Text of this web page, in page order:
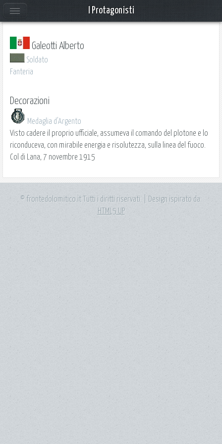
Galeotti Alberto
Soldato
Fanteria
Decorazioni
Medaglia d'Argento
Visto cadere il proprio ufficiale, assumeva il comando del plotone e lo
riconduceva, con mirabile energia e risolutezza, sulla linea del fuoco.
Col di Lana, 7 novembre 1915
© frontedolomitico.it Tutti i diritti riservati. | Design ispirato da:
HTML5 UP
I Protagonisti